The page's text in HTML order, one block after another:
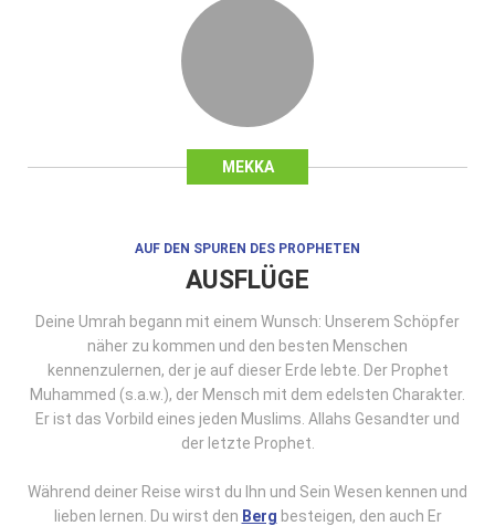
MEKKA
AUF DEN SPUREN DES PROPHETEN
AUSFLÜGE
Deine Umrah begann mit einem Wunsch: Unserem Schöpfer
näher zu kommen und den besten Menschen
kennenzulernen, der je auf dieser Erde lebte. Der Prophet
Muhammed (s.a.w.), der Mensch mit dem edelsten Charakter.
Er ist das Vorbild eines jeden Muslims. Allahs Gesandter und
der letzte Prophet.
Während deiner Reise wirst du Ihn und Sein Wesen kennen und
lieben lernen. Du wirst den Berg besteigen, den auch Er